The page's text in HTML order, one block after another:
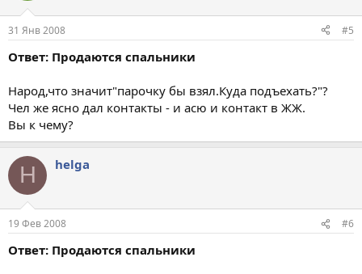
31 Янв 2008 #5
Ответ: Продаются спальники
Народ,что значит"парочку бы взял.Куда подъехать?"?
Чел же ясно дал контакты - и асю и контакт в ЖЖ.
Вы к чему?
H helga
19 Фев 2008 #6
Ответ: Продаются спальники